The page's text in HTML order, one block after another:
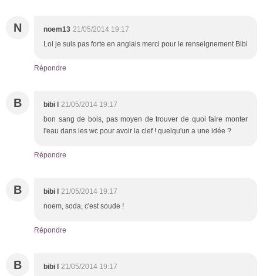
N noem13 21/05/2014 19:17
Lol je suis pas forte en anglais merci pour le renseignement Bibi
Répondre
B bibi l 21/05/2014 19:17
bon sang de bois, pas moyen de trouver de quoi faire monter
l'eau dans les wc pour avoir la clef ! quelqu'un a une idée ?
Répondre
B bibi l 21/05/2014 19:17
noem, soda, c'est soude !
Répondre
B bibi l 21/05/2014 19:17